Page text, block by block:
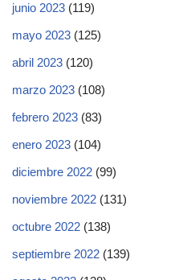
junio 2023 (119)
mayo 2023 (125)
abril 2023 (120)
marzo 2023 (108)
febrero 2023 (83)
enero 2023 (104)
diciembre 2022 (99)
noviembre 2022 (131)
octubre 2022 (138)
septiembre 2022 (139)